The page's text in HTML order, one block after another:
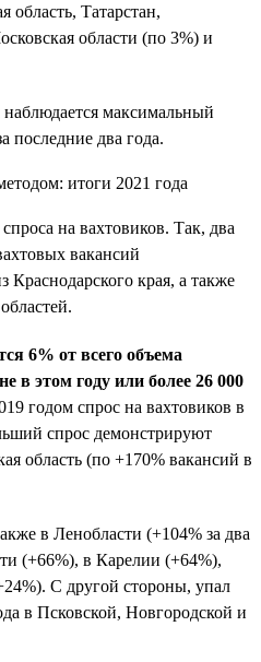
область, Татарстан,
области (по 3%) и
максимальный
последние два года.
на вахтовиков. Так, два
вакансий
Краснодарского края, а также
6% от всего объема
в этом году или более 26 000
годом спрос на вахтовиков в
спрос демонстрируют
область (по +170% вакансий в
в Ленобласти (+104% за два
(+66%), в Карелии (+64%),
С другой стороны, упал
в Псковской, Новгородской и